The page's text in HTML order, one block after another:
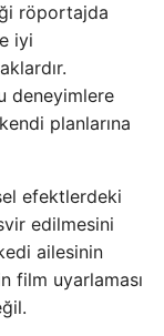
röportajda
iyi
deneyimlere
planlarına
efektlerdeki
edilmesini
ailesinin
film uyarlaması